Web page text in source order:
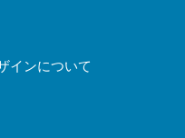
インについて